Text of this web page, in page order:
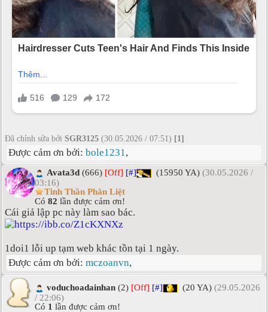
Đã chỉnh sửa bởi SGR3125 (30.05.2026 / 07:51) [1]
Được cảm ơn bởi: bole1231,
Avata3d (666) [Off] [#] (15950 YA) (30.05.2026 /
03:16)
Tinh Thần Phân Liệt
Có 82 lần được cảm ơn!
Cái giả lập pc này làm sao bác.
1doi1 lỗi up tạm web khác tồn tại 1 ngày.
Được cảm ơn bởi: mczoanvn,
voduchoadainhan (2) [Off] [#] (20 YA) (29.05.2026
/ 22:06)
Có 1 lần được cảm ơn!